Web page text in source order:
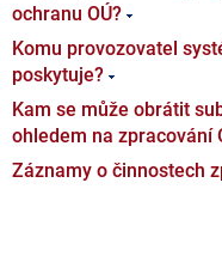
ochranu OÚ?
Komu provozovatel
poskytuje?
Kam se může obrátit
ohledem na zpracování
Záznamy o činnostech